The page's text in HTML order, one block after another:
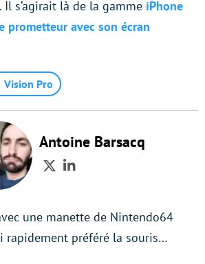
. Il s’agirait là de la gamme iPhone
prometteur avec son écran
Vision Pro
Antoine Barsacq
TwitterLinkedIn
une manette de Nintendo64
rapidement préféré la souris…